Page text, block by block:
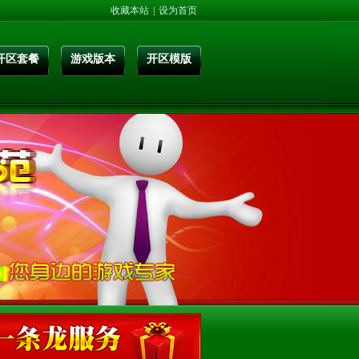
收藏本站 设为首页
区套餐 游戏版本 开区模版